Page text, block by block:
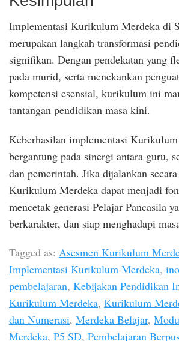
Implementasi Kurikulum Merdeka di
merupakan langkah transformasi
signifikan. Dengan pendekatan yang
pada murid, serta menekankan
kompetensi esensial, kurikulum ini
tantangan pendidikan masa kini.
Keberhasilan implementasi
bergantung pada sinergi antara guru,
dan pemerintah. Jika dijalankan
Kurikulum Merdeka dapat menjadi
mencetak generasi Pelajar Pancasila
berkarakter, dan siap menghadapi
Tagged as: Asesmen Kurikulum
Implementasi Kurikulum Merdeka,
pembelajaran, Kebijakan Pendidikan
Kurikulum Merdeka, Kurikulum
dan Numerasi, Merdeka Belajar,
Merdeka, P5 SD, Pembelajaran